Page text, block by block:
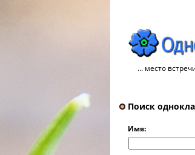
... место
Поиск
Имя: